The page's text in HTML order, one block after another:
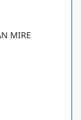
MIRE